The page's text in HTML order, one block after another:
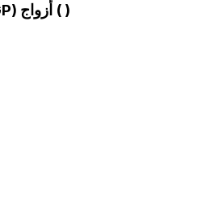
أشهر الجنيه المصري (EGP) أزواج ( )